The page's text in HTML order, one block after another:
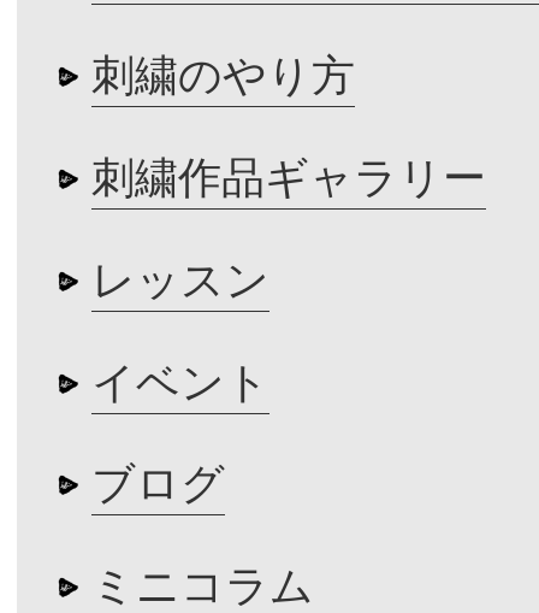
刺繍のやり方
刺繍作品ギャラリー
レッスン
イベント
ブログ
ミニコラム